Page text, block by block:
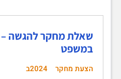
שאלת מחקר להגשה –
במשפט
הצעת מחקר 2024ב